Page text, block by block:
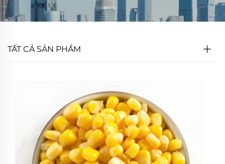
TẤT CẢ SẢN PHẨM